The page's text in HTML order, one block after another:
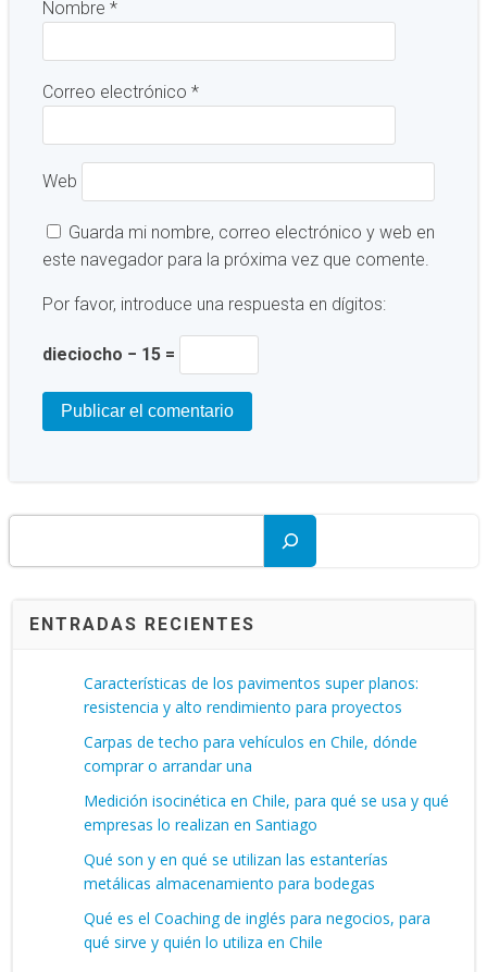
Nombre *
Correo electrónico *
Web
Guarda mi nombre, correo electrónico y web en
este navegador para la próxima vez que comente.
Por favor, introduce una respuesta en dígitos:
dieciocho − 15 =
ENTRADAS RECIENTES
Características de los pavimentos super planos:
resistencia y alto rendimiento para proyectos
Carpas de techo para vehículos en Chile, dónde
comprar o arrandar una
Medición isocinética en Chile, para qué se usa y qué
empresas lo realizan en Santiago
Qué son y en qué se utilizan las estanterías
metálicas almacenamiento para bodegas
Qué es el Coaching de inglés para negocios, para
qué sirve y quién lo utiliza en Chile